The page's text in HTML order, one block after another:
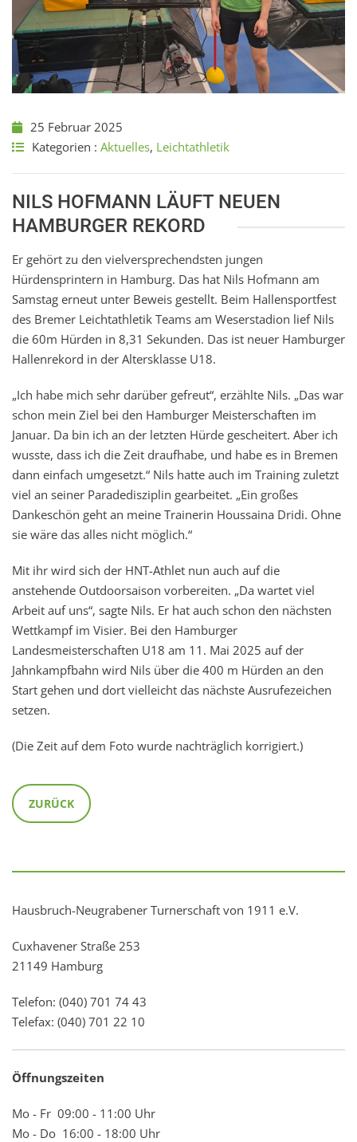
25 Februar 2025
Kategorien : Aktuelles, Leichtathletik
NILS HOFMANN LÄUFT NEUEN
HAMBURGER REKORD
Er gehört zu den vielversprechendsten jungen
Hürdensprintern in Hamburg. Das hat Nils Hofmann am
Samstag erneut unter Beweis gestellt. Beim Hallensportfest
des Bremer Leichtathletik Teams am Weserstadion lief Nils
die 60m Hürden in 8,31 Sekunden. Das ist neuer Hamburger
Hallenrekord in der Altersklasse U18.
„Ich habe mich sehr darüber gefreut“, erzählte Nils. „Das war
schon mein Ziel bei den Hamburger Meisterschaften im
Januar. Da bin ich an der letzten Hürde gescheitert. Aber ich
wusste, dass ich die Zeit draufhabe, und habe es in Bremen
dann einfach umgesetzt.“ Nils hatte auch im Training zuletzt
viel an seiner Paradedisziplin gearbeitet. „Ein großes
Dankeschön geht an meine Trainerin Houssaina Dridi. Ohne
sie wäre das alles nicht möglich.“
Mit ihr wird sich der HNT-Athlet nun auch auf die
anstehende Outdoorsaison vorbereiten. „Da wartet viel
Arbeit auf uns“, sagte Nils. Er hat auch schon den nächsten
Wettkampf im Visier. Bei den Hamburger
Landesmeisterschaften U18 am 11. Mai 2025 auf der
Jahnkampfbahn wird Nils über die 400 m Hürden an den
Start gehen und dort vielleicht das nächste Ausrufezeichen
setzen.
(Die Zeit auf dem Foto wurde nachträglich korrigiert.)
ZURÜCK
Hausbruch-Neugrabener Turnerschaft von 1911 e.V.
Cuxhavener Straße 253
21149 Hamburg
Telefon: (040) 701 74 43
Telefax: (040) 701 22 10
Öffnungszeiten
Mo - Fr 09:00 - 11:00 Uhr
Mo - Do 16:00 - 18:00 Uhr